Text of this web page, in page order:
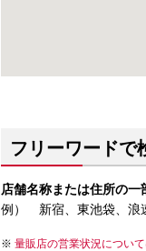
フリーワードで
店舗名称または住所の一
例） 新宿、東池袋、浪
量販店の営業状況につい